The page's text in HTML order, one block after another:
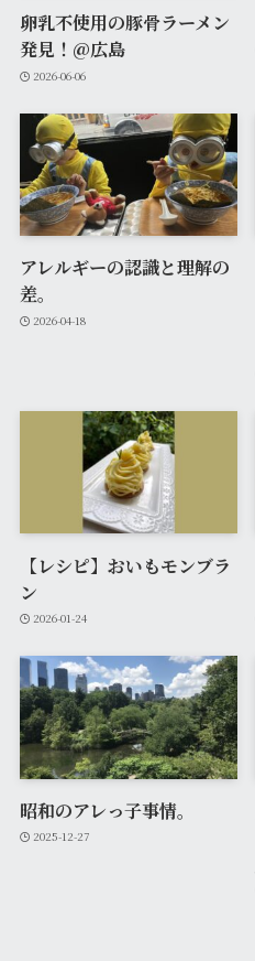
卵乳不使用の豚骨ラーメン
発見！@広島
2026-06-06
アレルギーの認識と理解の
差。
2026-04-18
【レシピ】おいもモンブラ
ン
2026-01-24
昭和のアレっ子事情。
2025-12-27